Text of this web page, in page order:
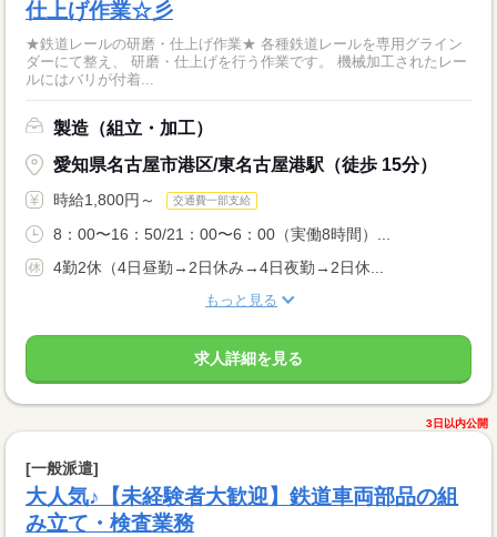
仕上げ作業☆彡
★鉄道レールの研磨・仕上げ作業★ 各種鉄道レールを専用グライン
ダーにて整え、 研磨・仕上げを行う作業です。 機械加工されたレー
ルにはバリが付着...
製造（組立・加工）
愛知県名古屋市港区/東名古屋港駅（徒歩 15分）
時給1,800円～ 交通費一部支給
8：00〜16：50/21：00〜6：00（実働8時間）...
4勤2休（4日昼勤→2日休み→4日夜勤→2日休...
もっと見る
求人詳細を見る
3日以内公開
[一般派遣]
大人気♪【未経験者大歓迎】鉄道車両部品の組
み立て・検査業務